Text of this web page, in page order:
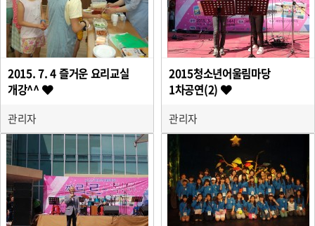
2015. 7. 4 즐거운 요리교실
개강^^
관리자
2015청소년어울림마당
1차공연(2)
관리자